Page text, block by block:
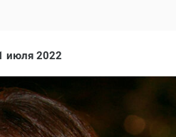
июля 2022